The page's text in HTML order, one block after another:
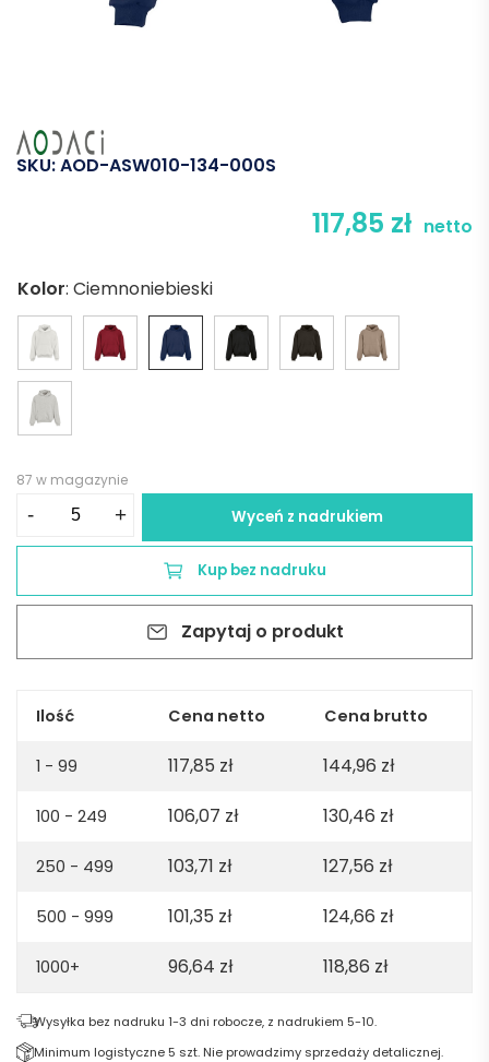
SKU:AOD-ASW010-134-000S
117,85 zł netto
Kolor: Ciemnoniebieski
87 w magazynie
-
sweatshirt.
cotton,
and
Made
PT
Navy
+ Wyceń z nadrukiem
Kup bez nadruku
Zapytaj o produkt
Ilość Cena netto Cena brutto
1 - 99 117,85 zł 144,96 zł
100 - 249 106,07 zł 130,46 zł
250 - 499 103,71 zł 127,56 zł
500 - 999 101,35 zł 124,66 zł
1000+ 96,64 zł 118,86 zł
Wysyłka bez nadruku 1-3 dni robocze, z nadrukiem 5-10.
Minimum logistyczne 5 szt. Nie prowadzimy sprzedaży detalicznej.